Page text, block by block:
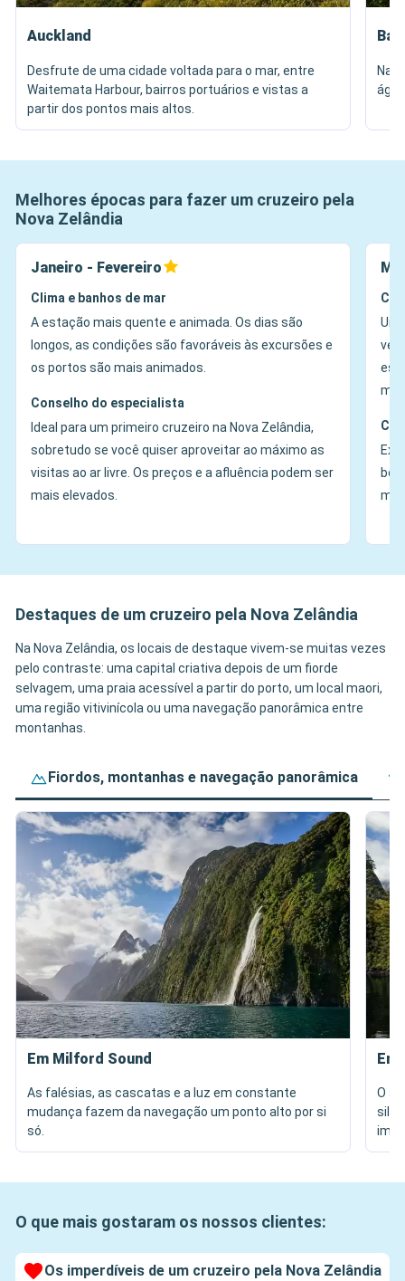
Auckland
Desfrute de uma cidade voltada para o mar, entre
Waitemata Harbour, bairros portuários e vistas a
partir dos pontos mais altos.
Melhores épocas para fazer um cruzeiro pela
Nova Zelândia
Janeiro - Fevereiro
Clima e banhos de mar
A estação mais quente e animada. Os dias são
longos, as condições são favoráveis às excursões e
os portos são mais animados.
Conselho do especialista
Ideal para um primeiro cruzeiro na Nova Zelândia,
sobretudo se você quiser aproveitar ao máximo as
visitas ao ar livre. Os preços e a afluência podem ser
mais elevados.
Um
Destaques de um cruzeiro pela Nova Zelândia
Na Nova Zelândia, os locais de destaque vivem-se muitas vezes
pelo contraste: uma capital criativa depois de um fiorde
selvagem, uma praia acessível a partir do porto, um local maori,
uma região vitivinícola ou uma navegação panorâmica entre
montanhas.
Fiordos, montanhas e navegação panorâmica
Em Milford Sound
As falésias, as cascatas e a luz em constante
mudança fazem da navegação um ponto alto por si
só.
O
O que mais gostaram os nossos clientes:
Os imperdíveis de um cruzeiro pela Nova Zelândia